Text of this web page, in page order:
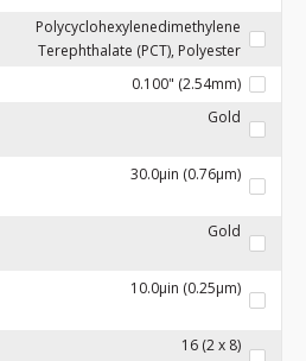
Polycyclohexylenedimethylene
Terephthalate (PCT), Polyester
0.100" (2.54mm)
Gold
30.0µin (0.76µm)
Gold
10.0µin (0.25µm)
16 (2 x 8)